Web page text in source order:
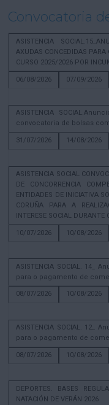
Convocatoria
ASISTENCIA
AXUDAS CONCEDIDAS PARA
CURSO 2025/2026 POR
06/08/2026
07/09/2026
ASISTENCIA
convocatoria de bolsas
31/07/2026
14/08/2026
ASISTENCIA SOCIAL
DE CONCORRENCIA
ENTIDADES DE INICIATIVA
CORUÑA PARA A
INTERESE SOCIAL DURANTE
10/07/2026
10/08/2026
ASISTENCIA SOCIAL. 14_
para o pagamento de
08/07/2026
10/08/2026
ASISTENCIA SOCIAL. 12_
para o pagamento de
08/07/2026
10/08/2026
DEPORTES. BASES
NATACIÓN DE VERÁN 2026